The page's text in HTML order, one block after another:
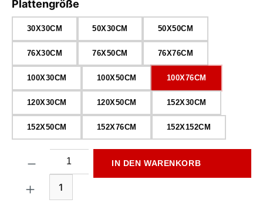
Plattengröße
30X30CM 50X30CM 50X50CM
76X30CM 76X50CM 76X76CM
100X30CM 100X50CM 100X76CM
120X30CM 120X50CM 152X30CM
152X50CM 152X76CM 152X152CM
1
IN DEN WARENKORB